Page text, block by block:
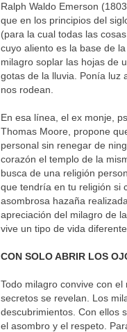
Ralph Waldo Emerson
que en los principios del
(para la cual todas las
cuyo aliento es la base de
milagro soplar las hojas de
gotas de la lluvia. Ponía luz
nos rodean.
En esa línea, el ex monje,
Thomas Moore, propone
personal sin renegar de
corazón el templo de la
busca de una religión
que tendría en tu religión si
asombrosa hazaña
apreciación del milagro de
vive un tipo de vida
CON SOLO ABRIR LOS
Todo milagro convive con
secretos se revelan. Los
descubrimientos. Con ellos
el asombro y el respeto.